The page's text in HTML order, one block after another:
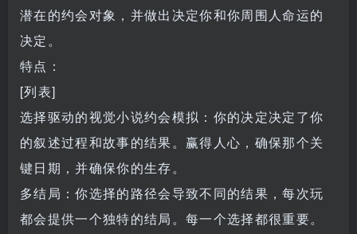
潜在的约会对象，并做出决定你和你周围人命运的
决定。
特点：
[列表]
选择驱动的视觉小说约会模拟：你的决定决定了你
的叙述过程和故事的结果。赢得人心，确保那个关
键日期，并确保你的生存。
多结局：你选择的路径会导致不同的结果，每次玩
都会提供一个独特的结局。每一个选择都很重要。